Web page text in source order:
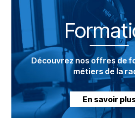
Découvrez nos offres de
métiers de la
En savoir